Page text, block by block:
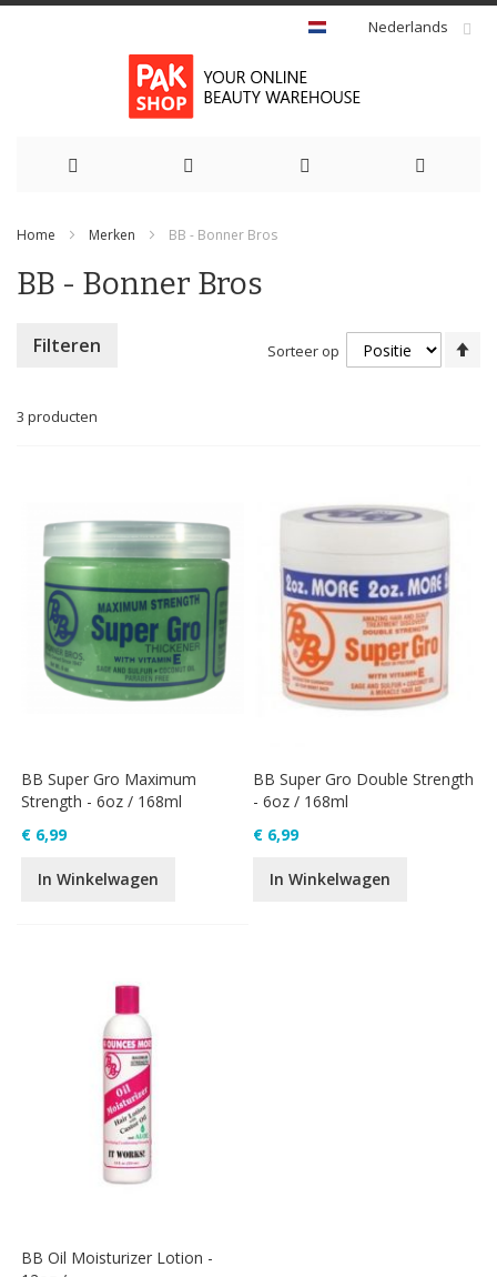
Nederlands
de
Home Merken BB - Bonner Bros
BB - Bonner Bros
3 producten
Sorteer op
BB Super Gro Maximum
Strength - 6oz / 168ml
€ 6,99
In Winkelwagen
BB Super Gro Double Strength
- 6oz / 168ml
€ 6,99
In Winkelwagen
BB Oil Moisturizer Lotion -
Filteren